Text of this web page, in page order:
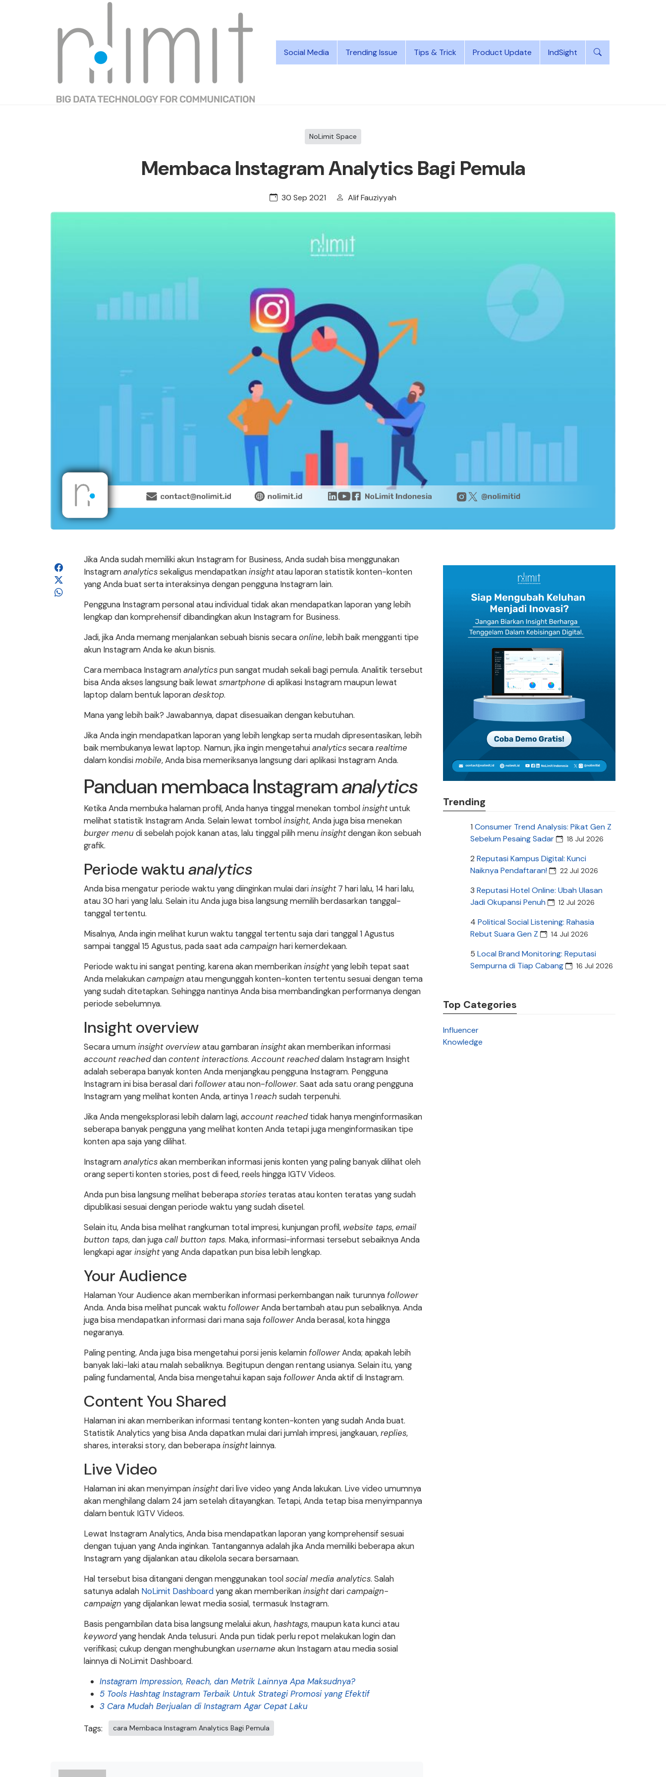
Social Media Trending Issue Tips & Trick Product Update IndSight
NoLimit Space
Membaca Instagram Analytics Bagi Pemula
30 Sep 2021 Alif Fauziyyah
Jika Anda sudah memiliki akun Instagram for Business, Anda sudah bisa menggunakan
Instagramanalyticssekaligus mendapatkaninsightatau laporan statistik konten-konten
yang Anda buat serta interaksinya dengan pengguna Instagram lain.
Pengguna Instagram personal atau individual tidak akan mendapatkan laporan yang lebih
lengkap dan komprehensif dibandingkan akun Instagram for Business.
Jadi, jika Anda memang menjalankan sebuah bisnis secaraonline, lebih baik mengganti tipe
akun Instagram Anda ke akun bisnis.
Cara membaca Instagramanalyticspun sangat mudah sekali bagi pemula. Analitik tersebut
bisa Anda akses langsung baik lewatsmartphone di aplikasi Instagram maupun lewat
laptop dalam bentuk laporandesktop.
Mana yang lebih baik? Jawabannya, dapat disesuaikan dengan kebutuhan.
Jika Anda ingin mendapatkan laporan yang lebih lengkap serta mudah dipresentasikan, lebih
baik membukanya lewat laptop. Namun, jika ingin mengetahuianalyticssecararealtime
dalam kondisimobile, Anda bisa memeriksanya langsung dari aplikasi Instagram Anda.
Panduan membaca Instagramanalytics
Ketika Anda membuka halaman profil, Anda hanya tinggal menekan tombolinsightuntuk
melihat statistik Instagram Anda. Selain lewat tombolinsight, Anda juga bisa menekan
burger menudi sebelah pojok kanan atas, lalu tinggal pilih menuinsightdengan ikon sebuah
grafik.
Periode waktuanalytics
Anda bisa mengatur periode waktu yang diinginkan mulai dariinsight7 hari lalu, 14 hari lalu,
atau 30 hari yang lalu. Selain itu Anda juga bisa langsung memilih berdasarkan tanggal-
tanggal tertentu.
Misalnya, Anda ingin melihat kurun waktu tanggal tertentu saja dari tanggal 1 Agustus
sampai tanggal 15 Agustus, pada saat adacampaign hari kemerdekaan.
Periode waktu ini sangat penting, karena akan memberikaninsightyang lebih tepat saat
Anda melakukancampaign atau mengunggah konten-konten tertentu sesuai dengan tema
yang sudah ditetapkan. Sehingga nantinya Anda bisa membandingkan performanya dengan
periode sebelumnya.
Insight overview
Secara umuminsight overviewatau gambaraninsightakan memberikan informasi
account reacheddancontent interactions.Account reacheddalam Instagram Insight
adalah seberapa banyak konten Anda menjangkau pengguna Instagram. Pengguna
Instagram ini bisa berasal dari followeratau non-follower. Saat ada satu orang pengguna
Instagram yang melihat konten Anda, artinya 1reach sudah terpenuhi.
Jika Anda mengeksplorasi lebih dalam lagi,account reachedtidak hanya menginformasikan
seberapa banyak pengguna yang melihat konten Anda tetapi juga menginformasikan tipe
konten apa saja yang dilihat.
Instagramanalyticsakan memberikan informasi jenis konten yang paling banyak dilihat oleh
orang seperti konten stories, post di feed, reels hingga IGTV Videos.
Anda pun bisa langsung melihat beberapastories teratas atau konten teratas yang sudah
dipublikasi sesuai dengan periode waktu yang sudah disetel.
Selain itu, Anda bisa melihat rangkuman total impresi, kunjungan profil, website taps,email
button taps, dan jugacall button taps. Maka, informasi-informasi tersebut sebaiknya Anda
lengkapi agarinsightyang Anda dapatkan pun bisa lebih lengkap.
Your Audience
Halaman Your Audience akan memberikan informasi perkembangan naik turunnya follower
Anda. Anda bisa melihat puncak waktu followerAnda bertambah atau pun sebaliknya. Anda
juga bisa mendapatkan informasi dari mana saja followerAnda berasal, kota hingga
negaranya.
Paling penting, Anda juga bisa mengetahui porsi jenis kelamin followerAnda; apakah lebih
banyak laki-laki atau malah sebaliknya. Begitupun dengan rentang usianya. Selain itu, yang
paling fundamental, Anda bisa mengetahui kapan saja followerAnda aktif di Instagram.
Content You Shared
Halaman ini akan memberikan informasi tentang konten-konten yang sudah Anda buat.
Statistik Analytics yang bisa Anda dapatkan mulai dari jumlah impresi, jangkauan,replies,
shares, interaksi story, dan beberapainsightlainnya.
Live Video
Halaman ini akan menyimpaninsightdari live video yang Anda lakukan. Live video umumnya
akan menghilang dalam 24 jam setelah ditayangkan. Tetapi, Anda tetap bisa menyimpannya
dalam bentuk IGTV Videos.
Lewat Instagram Analytics, Anda bisa mendapatkan laporan yang komprehensif sesuai
dengan tujuan yang Anda inginkan. Tantangannya adalah jika Anda memiliki beberapa akun
Instagram yang dijalankan atau dikelola secara bersamaan.
Hal tersebut bisa ditangani dengan menggunakan toolsocial media analytics. Salah
satunya adalah NoLimit Dashboardyang akan memberikaninsightdaricampaign-
campaign yang dijalankan lewat media sosial, termasuk Instagram.
Basis pengambilan data bisa langsung melalui akun,hashtags, maupun kata kunci atau
keywordyang hendak Anda telusuri. Anda pun tidak perlu repot melakukan login dan
verifikasi; cukup dengan menghubungkanusername akun Instagam atau media sosial
lainnya di NoLimit Dashboard.
Instagram Impression, Reach, dan Metrik Lainnya Apa Maksudnya?
5 Tools Hashtag Instagram Terbaik Untuk Strategi Promosi yang Efektif
3 Cara Mudah Berjualan di Instagram Agar Cepat Laku
Tags: cara Membaca Instagram Analytics Bagi Pemula
Trending
1 Consumer Trend Analysis: Pikat Gen Z
Sebelum Pesaing Sadar
18 Jul 2026
2 Reputasi Kampus Digital: Kunci
Naiknya Pendaftaran!
22 Jul 2026
3 Reputasi Hotel Online: Ubah Ulasan
Jadi Okupansi Penuh
12 Jul 2026
4 Political Social Listening: Rahasia
Rebut Suara Gen Z
14 Jul 2026
5 Local Brand Monitoring: Reputasi
Sempurna di Tiap Cabang
16 Jul 2026
Top Categories
Influencer
Knowledge